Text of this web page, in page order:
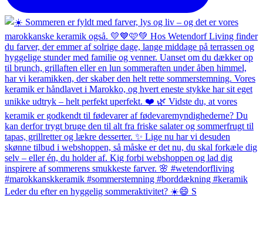
Leder du efter en hyggelig sommeraktivitet? ☀️😄 S